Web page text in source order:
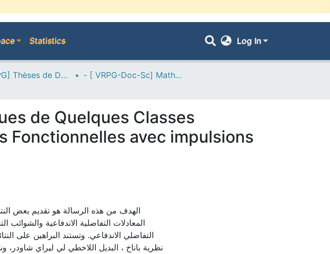
Statistics Log In
2- [ VRPG] Thèses de Doctorat en Sciences
- [ VRPG-Doc-Sc] Mathématiques --- رياضيات
de Quelques Classes
Fonctionnelles avec impulsions
الهدف من هذه الرسالة هو تقديم بعض
المعادلات التفاضلية الاندفاعية والشوائب
التفاضلي الاندفاعي. وتستند البراهين على
نظرية باناخ ، البديل اللاخطي لي ليراي شاودر،